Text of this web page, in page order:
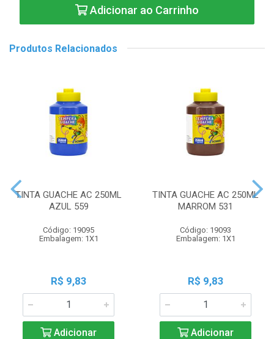
Adicionar ao Carrinho
Produtos Relacionados
TINTA GUACHE AC 250ML
AZUL 559
Código: 19095
Embalagem: 1X1
R$ 9,83
Adicionar
TINTA GUACHE AC 250ML
MARROM 531
Código: 19093
Embalagem: 1X1
R$ 9,83
Adicionar